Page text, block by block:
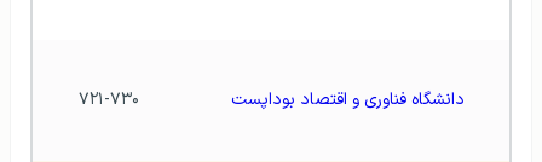
دانشگاه فناوری و اقتصاد بوداپست ۷۲۱-۷۳۰